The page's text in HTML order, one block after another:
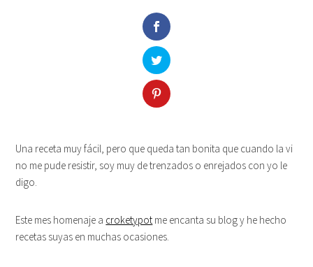
Una receta muy fácil, pero que queda tan bonita que cuando la vi
no me pude resistir, soy muy de trenzados o enrejados con yo le
digo.
Este mes homenaje a croketypot me encanta su blog y he hecho
recetas suyas en muchas ocasiones.